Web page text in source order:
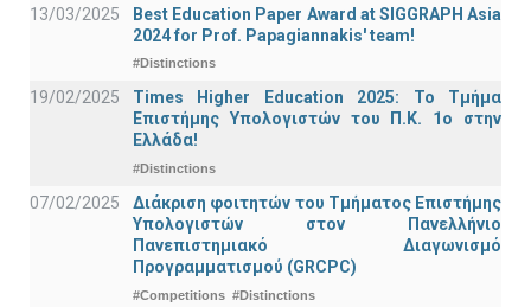
13/03/2025
Best Education Paper Award at SIGGRAPH Asia
2024 for Prof. Papagiannakis' team!
#Distinctions
19/02/2025
Times Higher Education 2025: Το Τμήμα
Επιστήμης Υπολογιστών του Π.Κ. 1ο στην
Ελλάδα!
#Distinctions
07/02/2025
Διάκριση φοιτητών του Τμήματος Επιστήμης
Υπολογιστών στον Πανελλήνιο
Πανεπιστημιακό Διαγωνισμό
Προγραμματισμού (GRCPC)
#Competitions #Distinctions